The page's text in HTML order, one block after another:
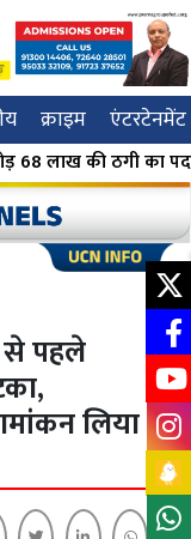
क्राइम एंटरटेनमेंट
की ठगी का पर्दाफाश,
Click to
से पहले
लिया